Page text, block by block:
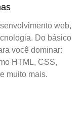
web,
Do básico
você dominar:
HTML, CSS,
muito mais.